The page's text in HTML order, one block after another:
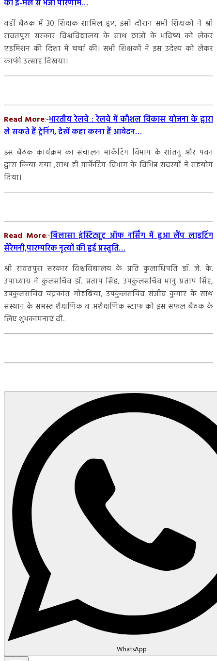
को ई-मेल से भेजा परिणाम…
वहीं बैठक में 30 शिक्षक शामिल हुए, इसी दौरान सभी शिक्षकों ने श्री
रावतपुरा सरकार विश्वविद्यालय के साथ छात्रों के भविष्य को लेकर
एडमिशन की दिशा में चर्चा की। सभी शिक्षकों ने इस उदेश्य को लेकर
काफी उत्साह दिखया।
Read More:-भारतीय रेलवे : रेलवे में कौशल विकास योजना के द्वारा
ले सकते हैं ट्रेनिंग, देखें कहा करना हैं आवेदन…
इस बैठक कार्यक्रम का संचालन मार्केटिंग विभाग के शांतनु और पवन
द्वारा किया गया ,साथ ही मार्केटिंग विभाग के विभिन्न सदस्यों ने सहयोग
दिया।
Read More:-बिलासा इंस्टिट्यूट ऑफ नर्सिंग में हुआ लैंप लाइटिंग
सेरेमनी,पारम्परिक नृत्यों की हुई प्रस्तुति…
श्री रावतपुरा सरकार विश्वविद्यालय के प्रति कुलाधिपति डॉ. जे. के.
उपाध्याय ने कुलसचिव डॉ. प्रताप सिंह, उपकुलसचिव भानु प्रताप सिंह,
उपकुलसचिव चंद्रकांत मोहबिया, उपकुलसचिव संजीव कुमार के साथ
संस्थान के समस्त शैक्षणिक व अशैक्षणिक स्टाफ को इस सफल बैठक के
लिए शुभकामनाएं दी..
WhatsApp